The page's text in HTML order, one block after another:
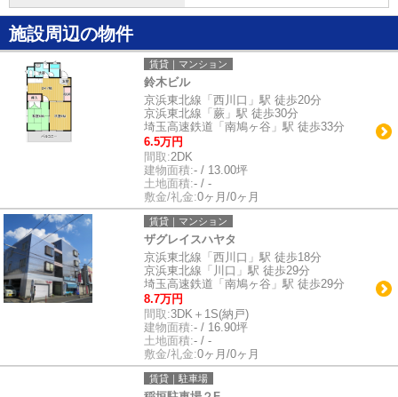
施設周辺の物件
賃貸｜マンション
鈴木ビル
京浜東北線「西川口」駅 徒歩20分
京浜東北線「蕨」駅 徒歩30分
埼玉高速鉄道「南鳩ヶ谷」駅 徒歩33分
6.5万円
間取:2DK
建物面積:- / 13.00坪
土地面積:- / -
敷金/礼金:0ヶ月/0ヶ月
賃貸｜マンション
ザグレイスハヤタ
京浜東北線「西川口」駅 徒歩18分
京浜東北線「川口」駅 徒歩29分
埼玉高速鉄道「南鳩ヶ谷」駅 徒歩29分
8.7万円
間取:3DK＋1S(納戸)
建物面積:- / 16.90坪
土地面積:- / -
敷金/礼金:0ヶ月/0ヶ月
賃貸｜駐車場